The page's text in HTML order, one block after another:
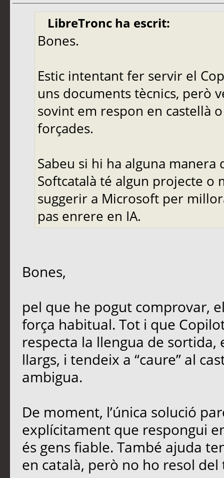
LibreTronc ha escrit:
Bones.
Estic intentant fer servir el
uns documents tècnics, però
sovint em respon en castellà
forçades.
Sabeu si hi ha alguna
Softcatalà té algun projecte o
suggerir a Microsoft per
pas enrere en IA.
Bones,
pel que he pogut comprovar,
força habitual. Tot i que
respecta la llengua de
llargs, i tendeix a “caure” al
ambigua.
De moment, l’única solució
explícitament que respongui
és gens fiable. També ajuda
en català, però no ho resol del